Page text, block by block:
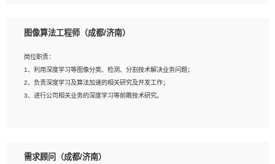
研发管理流程建设经验；
种常用框架和技术Springboot、Shiro、springcloud等；熟悉Linux常用命令和了解
常用脚本语言，较丰富的线上系统运维经验，复杂问题排查思路清晰。
相关的解决方案，包括视频分析、图像识别、NLP、OCR、机器学习等；
AI算法框架，对人脸识别、目标检测、图像识别、OCR、NLP等AI算法有深刻理
解。具有AI平台级产品/解决方案从业经验者优先。具有大数据技术背景者优先；
6、具备良好的客户意识与沟通能力，善于学习思考、创新与团队协作，认真负责、
执行力与抗压力强。
图像算法工程师（成都/济南）
岗位职责：
1、利用深度学习等图像分类、检测、分割技术解决业务问题；
2、负责深度学习及算法加速的相关研究及开发工作；
3、进行公司相关业务的深度学习等前瞻技术研究。
2、2年以上图像处理开发经验，熟悉python和spark开发；
需求顾问（成都/济南）